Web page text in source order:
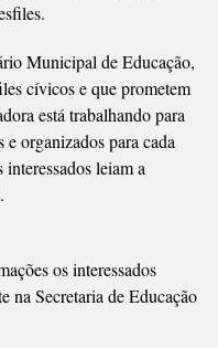
Municipal de Educação,
cívicos e que prometem
está trabalhando para
e organizados para cada
leiam a
os interessados
na Secretaria de Educação